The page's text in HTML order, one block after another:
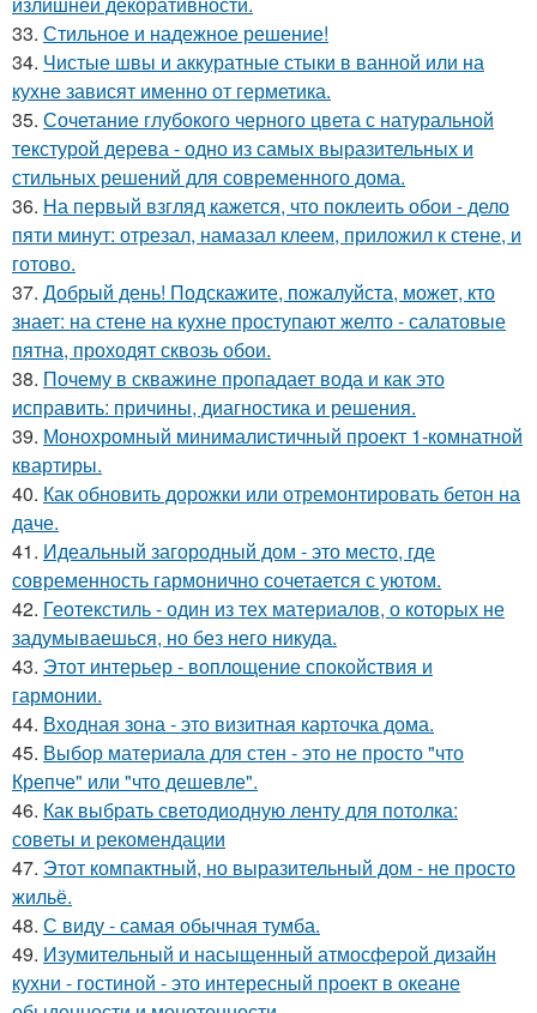
33. Стильное и надежное решение!
34. Чистые швы и аккуратные стыки в ванной или на
кухне зависят именно от герметика.
35. Сочетание глубокого черного цвета с натуральной
текстурой дерева - одно из самых выразительных и
стильных решений для современного дома.
36. На первый взгляд кажется, что поклеить обои - дело
пяти минут: отрезал, намазал клеем, приложил к стене, и
готово.
37. Добрый день! Подскажите, пожалуйста, может, кто
знает: на стене на кухне проступают желто - салатовые
пятна, проходят сквозь обои.
38. Почему в скважине пропадает вода и как это
исправить: причины, диагностика и решения.
39. Монохромный минималистичный проект 1-комнатной
квартиры.
40. Как обновить дорожки или отремонтировать бетон на
даче.
41. Идеальный загородный дом - это место, где
современность гармонично сочетается с уютом.
42. Геотекстиль - один из тех материалов, о которых не
задумываешься, но без него никуда.
43. Этот интерьер - воплощение спокойствия и
гармонии.
44. Входная зона - это визитная карточка дома.
45. Выбор материала для стен - это не просто "что
Крепче" или "что дешевле".
46. Как выбрать светодиодную ленту для потолка:
советы и рекомендации
47. Этот компактный, но выразительный дом - не просто
жильё.
48. С виду - самая обычная тумба.
49. Изумительный и насыщенный атмосферой дизайн
кухни - гостиной - это интересный проект в океане